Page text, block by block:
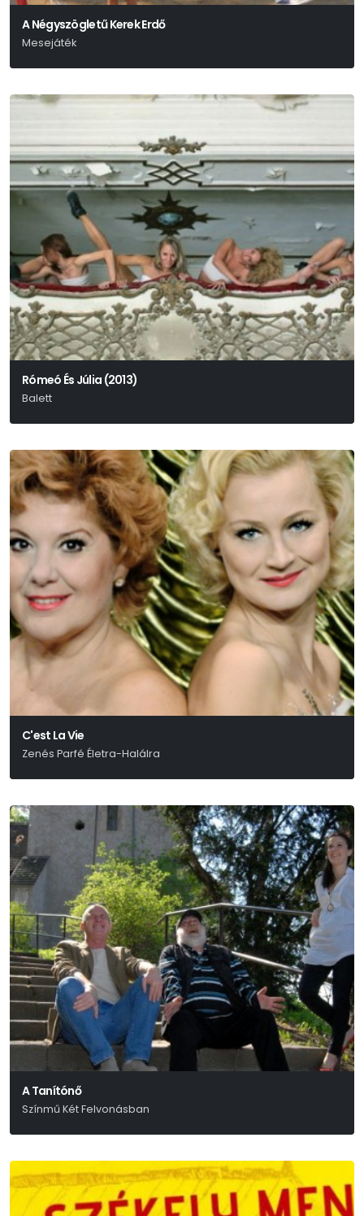
A Négyszögletű Kerek Erdő
Mesejáték
Rómeó És Júlia (2013)
Balett
C'est La Vie
Zenés Parfé Életra-Halálra
A Tanítónő
Színmű Két Felvonásban